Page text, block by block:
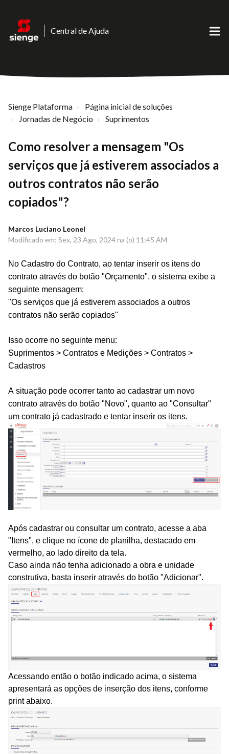
Central de Ajuda
Sienge Plataforma
Página inicial de soluções
Jornadas de Negócio
Suprimentos
Como resolver a mensagem "Os
serviços que já estiverem associados a
outros contratos não serão
copiados"?
Marcos Luciano Leonel
Modificado em: Sex, 23 Ago, 2024 na (o) 11:45 AM
No Cadastro do Contrato, ao tentar inserir os itens do
contrato através do botão "Orçamento", o sistema exibe a
seguinte mensagem:
"Os serviços que já estiverem associados a outros
contratos não serão copiados"
Isso ocorre no seguinte menu:
Suprimentos > Contratos e Medições > Contratos >
Cadastros
A situação pode ocorrer tanto ao cadastrar um novo
contrato através do botão "Novo", quanto ao "Consultar"
um contrato já cadastrado e tentar inserir os itens.
Após cadastrar ou consultar um contrato, acesse a aba
"Itens", e clique no ícone de planilha, destacado em
vermelho, ao lado direito da tela.
Caso ainda não tenha adicionado a obra e unidade
construtiva, basta inserir através do botão "Adicionar".
Acessando então o botão indicado acima, o sistema
apresentará as opções de inserção dos itens, conforme
print abaixo.